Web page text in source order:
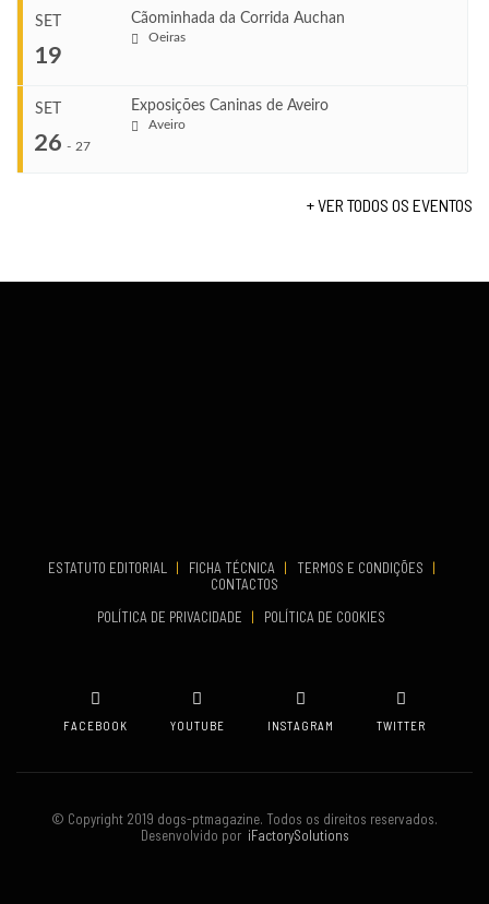
Ago 23, 2026
VENUE
Set 11, 2026
Set 12, 2026
VENUE
Set 19, 2026
SET
19
Cãominhada da Corrida Auchan
Oeiras
SET
26 - 27
Exposições Caninas de Aveiro
Aveiro
+ VER TODOS OS EVENTOS
ESTATUTO EDITORIAL | FICHA TÉCNICA | TERMOS E CONDIÇÕES
|
CONTACTOS
POLÍTICA DE PRIVACIDADE
| POLÍTICA DE COOKIES
FACEBOOK YOUTUBE INSTAGRAM TWITTER
© Copyright 2019 dogs-ptmagazine. Todos os direitos reservados.
Desenvolvido poriFactorySolutions